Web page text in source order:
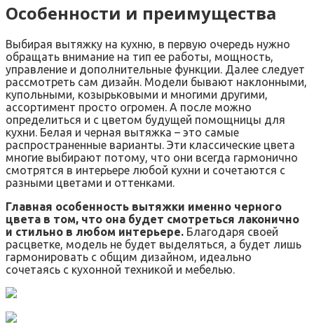
Особенности и преимущества
Выбирая вытяжку на кухню, в первую очередь нужно
обращать внимание на тип ее работы, мощность,
управление и дополнительные функции. Далее следует
рассмотреть сам дизайн. Модели бывают наклонными,
купольными, козырьковыми и многими другими,
ассортимент просто огромен. А после можно
определиться и с цветом будущей помощницы для
кухни. Белая и черная вытяжка – это самые
распространенные варианты. Эти классические цвета
многие выбирают потому, что они всегда гармонично
смотрятся в интерьере любой кухни и сочетаются с
разными цветами и оттенками.
Главная особенность вытяжки именно черного
цвета в том, что она будет смотреться лаконично
и стильно в любом интерьере. Благодаря своей
расцветке, модель не будет выделяться, а будет лишь
гармонировать с общим дизайном, идеально
сочетаясь с кухонной техникой и мебелью.